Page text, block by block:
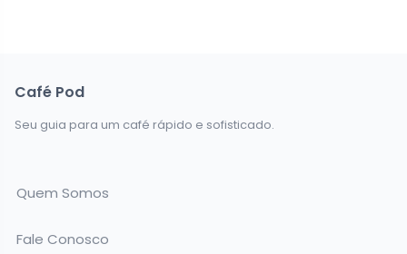
Café Pod
Seu guia para um café rápido e sofisticado.
Quem Somos
Fale Conosco